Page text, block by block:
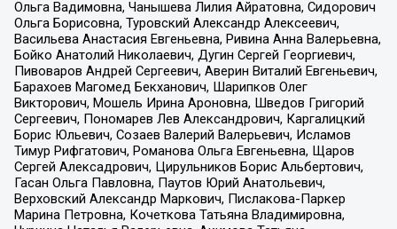
Ольга Вадимовна, Чанышева Лилия Айратовна, Сидорович
Ольга Борисовна, Туровский Александр Алексеевич,
Васильева Анастасия Евгеньевна, Ривина Анна Валерьевна,
Бойко Анатолий Николаевич, Дугин Сергей Георгиевич,
Пивоваров Андрей Сергеевич, Аверин Виталий Евгеньевич,
Барахоев Магомед Бекханович, Шарипков Олег
Викторович, Мошель Ирина Ароновна, Шведов Григорий
Сергеевич, Пономарев Лев Александрович, Каргалицкий
Борис Юльевич, Созаев Валерий Валерьевич, Исламов
Тимур Рифгатович, Романова Ольга Евгеньевна, Щаров
Сергей Алексадрович, Цирульников Борис Альбертович,
Гасан Ольга Павловна, Паутов Юрий Анатольевич,
Верховский Александр Маркович, Пислакова-Паркер
Марина Петровна, Кочеткова Татьяна Владимировна,